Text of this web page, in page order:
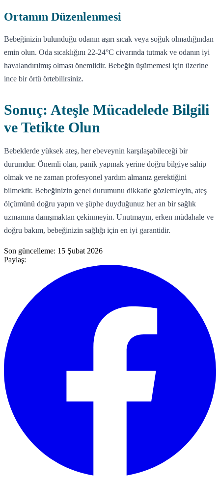
Ortamın Düzenlenmesi
Bebeğinizin bulunduğu odanın aşırı sıcak veya soğuk olmadığından
emin olun. Oda sıcaklığını 22-24°C civarında tutmak ve odanın iyi
havalandırılmış olması önemlidir. Bebeğin üşümemesi için üzerine
ince bir örtü örtebilirsiniz.
Sonuç: Ateşle Mücadelede Bilgili
ve Tetikte Olun
Bebeklerde yüksek ateş, her ebeveynin karşılaşabileceği bir
durumdur. Önemli olan, panik yapmak yerine doğru bilgiye sahip
olmak ve ne zaman profesyonel yardım almanız gerektiğini
bilmektir. Bebeğinizin genel durumunu dikkatle gözlemleyin, ateş
ölçümünü doğru yapın ve şüphe duyduğunuz her an bir sağlık
uzmanına danışmaktan çekinmeyin. Unutmayın, erken müdahale ve
doğru bakım, bebeğinizin sağlığı için en iyi garantidir.
Son güncelleme: 15 Şubat 2026
Paylaş: